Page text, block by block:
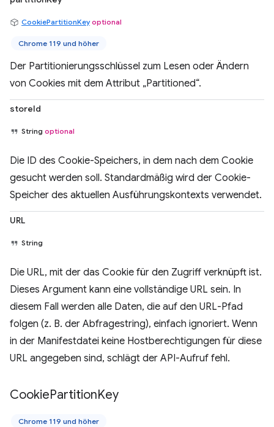
CookiePartitionKey optional
Chrome 119 und höher
Der Partitionierungsschlüssel zum Lesen oder Ändern
von Cookies mit dem Attribut „Partitioned“.
storeId
String optional
Die ID des Cookie-Speichers, in dem nach dem Cookie
gesucht werden soll. Standardmäßig wird der Cookie-
Speicher des aktuellen Ausführungskontexts verwendet.
URL
String
Die URL, mit der das Cookie für den Zugriff verknüpft ist.
Dieses Argument kann eine vollständige URL sein. In
diesem Fall werden alle Daten, die auf den URL-Pfad
folgen (z. B. der Abfragestring), einfach ignoriert. Wenn
in der Manifestdatei keine Hostberechtigungen für diese
URL angegeben sind, schlägt der API-Aufruf fehl.
CookiePartitionKey
Chrome 119 und höher